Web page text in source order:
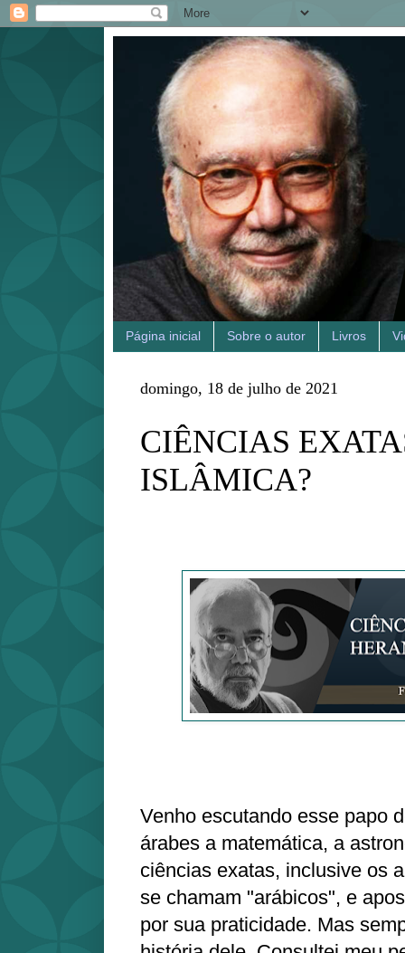
Página inicial Sobre o autor Livros
domingo, 18 de julho de 2021
CIÊNCIAS
ISLÂMICA?
Venho escutando esse papo
árabes a matemática, a
ciências exatas, inclusive os
se chamam "arábicos", e
por sua praticidade. Mas